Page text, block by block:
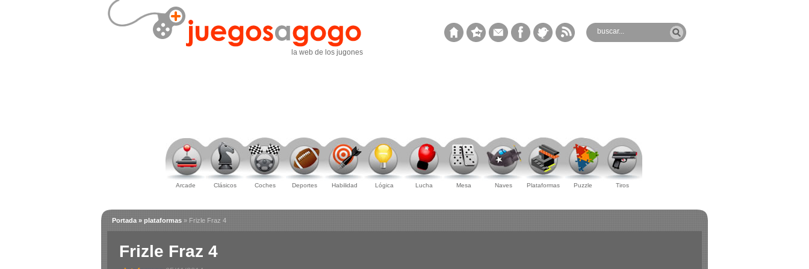
la web de los jugones
Arcade Clásicos Coches Deportes Habilidad Lógica Lucha Mesa Naves Plataformas Puzzle Tiros
Portada » plataformas » Frizle Fraz 4
Frizle Fraz 4